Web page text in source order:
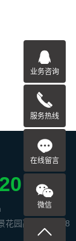
花园高奇街18-28
业务咨询
服务热线
在线留言
微信